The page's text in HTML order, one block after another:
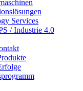
Services
/ Industrie 4.0